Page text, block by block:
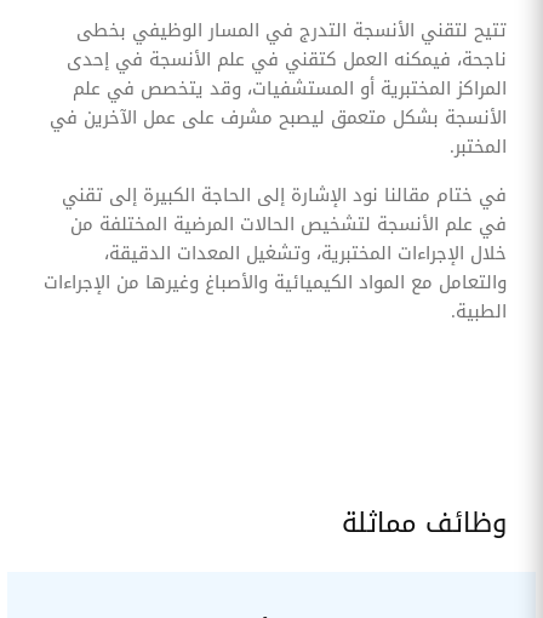
تتيح لتقني الأنسجة التدرج في المسار الوظيفي بخطى
ناجحة، فيمكنه العمل كتقني في علم الأنسجة في إحدى
المراكز المختبرية أو المستشفيات، وقد يتخصص في علم
الأنسجة بشكل متعمق ليصبح مشرف على عمل الآخرين في
المختبر.
في ختام مقالنا نود الإشارة إلى الحاجة الكبيرة إلى تقني
في علم الأنسجة لتشخيص الحالات المرضية المختلفة من
خلال الإجراءات المختبرية، وتشغيل المعدات الدقيقة،
والتعامل مع المواد الكيميائية والأصباغ وغيرها من الإجراءات
الطبية.
وظائف مماثلة